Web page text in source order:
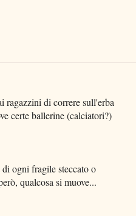
ragazzini di correre sull'erba
certe ballerine (calciatori?)
ogni fragile steccato o
qualcosa si muove...